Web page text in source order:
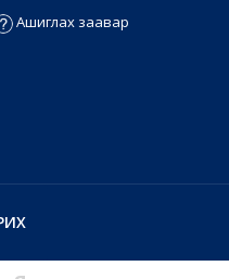
Ашиглах заавар